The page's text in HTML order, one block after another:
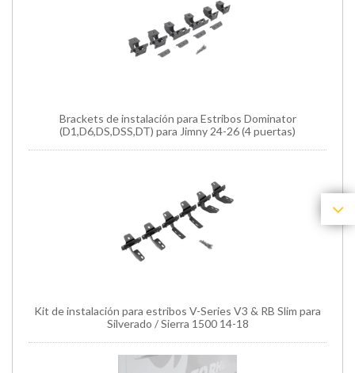
Brackets de instalación para Estribos Dominator
(D1,D6,DS,DSS,DT) para Jimny 24-26 (4 puertas)
Kit de instalación para estribos V-Series V3 & RB Slim para
Silverado / Sierra 1500 14-18